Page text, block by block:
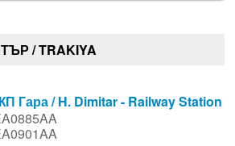
/ TRAKIYA
Гара / H. Dimitar - Railway Station